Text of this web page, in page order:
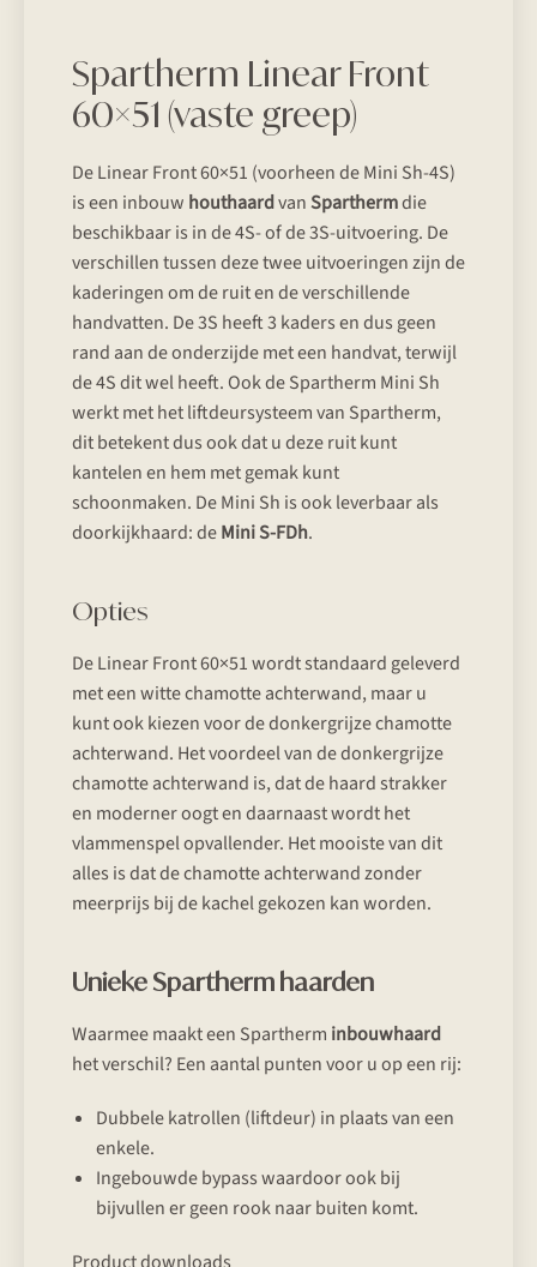
Spartherm Linear Front
60×51 (vaste greep)
De Linear Front 60×51 (voorheen de Mini Sh-4S)
is een inbouw houthaardvanSparthermdie
beschikbaar is in de 4S- of de 3S-uitvoering. De
verschillen tussen deze twee uitvoeringen zijn de
kaderingen om de ruit en de verschillende
handvatten. De 3S heeft 3 kaders en dus geen
rand aan de onderzijde met een handvat, terwijl
de 4S dit wel heeft. Ook de Spartherm Mini Sh
werkt met het liftdeursysteem van Spartherm,
dit betekent dus ook dat u deze ruit kunt
kantelen en hem met gemak kunt
schoonmaken. De Mini Sh is ook leverbaar als
doorkijkhaard: deMini S-FDh.
Opties
De Linear Front 60×51 wordt standaard geleverd
met een witte chamotte achterwand, maar u
kunt ook kiezen voor de donkergrijze chamotte
achterwand. Het voordeel van de donkergrijze
chamotte achterwand is, dat de haard strakker
en moderner oogt en daarnaast wordt het
vlammenspel opvallender. Het mooiste van dit
alles is dat de chamotte achterwand zonder
meerprijs bij de kachel gekozen kan worden.
Unieke Spartherm haarden
Waarmee maakt een Spartherm inbouwhaard
het verschil? Een aantal punten voor u op een rij:
Dubbele katrollen (liftdeur) in plaats van een
enkele.
Ingebouwde bypass waardoor ook bij
bijvullen er geen rook naar buiten komt.
Product downloads